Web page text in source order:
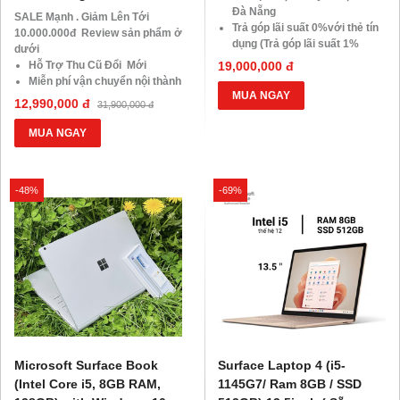
SALE Mạnh . Giảm Lên Tới
10.000.000đ Review sản phẩm ở
dưới
Hỗ Trợ Thu Cũ Đổi Mới
Miễn phí vận chuyển nội thành
Đà Nẵng
Trả góp lãi suất 0%với thẻ tín
dụng (Trả góp lãi suất 1%
HDsaison - chỉ cần CMND
Giảm 20%khi nâng cấp Ram-
SSD
Giảm giá trực tiếp đối với
khách hàng ở xa, HSSV . Săn
10.000 Voucher Giảm
Giá 500.000đ
12,990,000 đ 31,900,000 đ
MUA NGAY
Đà Nẵng
Trả góp lãi suất 0%với thẻ tín
dụng (Trả góp lãi suất 1%
HDsaison - chỉ cần CMND
BLX hoặc hộ khẩu gốc )
Giảm 20%khi nâng cấp Ram-
SSD
19,000,000 đ
MUA NGAY
-48%
Microsoft Surface Book
(Intel Core i5, 8GB RAM,
-69%
Surface Laptop 4 (i5-
1145G7/ Ram 8GB / SSD